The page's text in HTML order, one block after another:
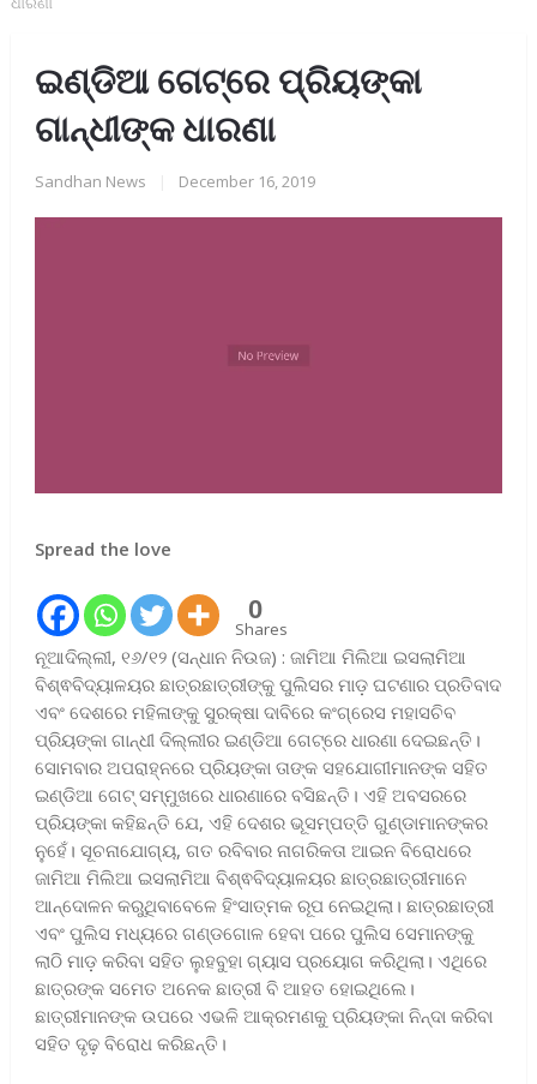
ଇଣ୍ଡିଆ ଗେଟ୍‌ରେ ପ୍ରିୟଙ୍କା
ଗାନ୍ଧୀଙ୍କ ଧାରଣା
Sandhan News December 16, 2019
Spread the love
0
Shares
ନୂଆଦିଲ୍ଲୀ, ୧୬/୧୨ (ସନ୍ଧାନ ନିଉଜ) : ଜାମିଆ ମିଲିଆ ଇସଲାମିଆ
ବିଶ୍ଵବିଦ୍ୟାଳୟର ଛାତ୍ରଛାତ୍ରୀଙ୍କୁ ପୁଲିସର ମାଡ଼ ଘଟଣାର ପ୍ରତିବାଦ
ଏବଂ ଦେଶରେ ମହିଳାଙ୍କୁ ସୁରକ୍ଷା ଦାବିରେ କଂଗ୍ରେସ ମହାସଚିବ
ପ୍ରିୟଙ୍କା ଗାନ୍ଧୀ ଦିଲ୍ଲୀର ଇଣ୍ଡିଆ ଗେଟ୍‌ରେ ଧାରଣା ଦେଇଛନ୍ତି।
ସୋମବାର ଅପରାହ୍ନରେ ପ୍ରିୟଙ୍କା ତାଙ୍କ ସହଯୋଗୀମାନଙ୍କ ସହିତ
ଇଣ୍ଡିଆ ଗେଟ୍‌ ସମ୍ମୁଖରେ ଧାରଣାରେ ବସିଛନ୍ତି। ଏହି ଅବସରରେ
ପ୍ରିୟଙ୍କା କହିଛନ୍ତି ଯେ, ଏହି ଦେଶର ଭୂସମ୍ପତ୍ତି ଗୁଣ୍ଡାମାନଙ୍କର
ନୁହେଁ। ସୂଚନାଯୋଗ୍ୟ, ଗତ ରବିବାର ନାଗରିକତା ଆଇନ ବିରୋଧରେ
ଜାମିଆ ମିଲିଆ ଇସଲାମିଆ ବିଶ୍ଵବିଦ୍ୟାଳୟର ଛାତ୍ରଛାତ୍ରୀମାନେ
ଆନ୍ଦୋଳନ କରୁଥିବାବେଳେ ହିଂସାତ୍ମକ ରୂପ ନେଇଥିଲା। ଛାତ୍ରଛାତ୍ରୀ
ଏବଂ ପୁଲିସ ମଧ୍ୟରେ ଗଣ୍ଡଗୋଳ ହେବା ପରେ ପୁଲିସ ସେମାନଙ୍କୁ
ଲାଠି ମାଡ଼ କରିବା ସହିତ ଲୁହବୁହା ଗ୍ୟାସ ପ୍ରୟୋଗ କରିଥିଲା। ଏଥିରେ
ଛାତ୍ରଙ୍କ ସମେତ ଅନେକ ଛାତ୍ରୀ ବି ଆହତ ହୋଇଥିଲେ।
ଛାତ୍ରୀମାନଙ୍କ ଉପରେ ଏଭଳି ଆକ୍ରମଣକୁ ପ୍ରିୟଙ୍କା ନିନ୍ଦା କରିବା
ସହିତ ଦୃଢ଼ ବି​‌ରୋଧ କରିଛନ୍ତି।